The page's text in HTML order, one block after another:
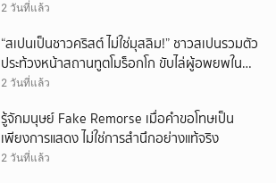
2 วันที่แล้ว
“สเปนเป็นชาวคริสต์ ไม่ใช่มุสลิม!” ชาวสเปนรวมตัว
ประท้วงหน้าสถานทูตโมร็อกโก ขับไล่ผู้อพยพใน
เมืองเซวตาออกนอกประเทศ
2 วันที่แล้ว
รู้จักมนุษย์ Fake Remorse เมื่อคำขอโทษเป็น
เพียงการแสดง ไม่ใช่การสำนึกอย่างแท้จริง
2 วันที่แล้ว